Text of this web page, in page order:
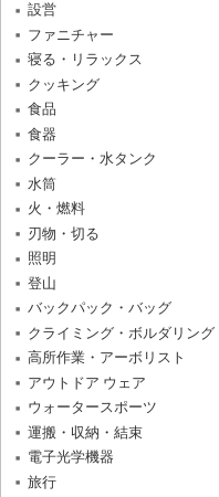
設営
ファニチャー
寝る・リラックス
クッキング
食品
食器
クーラー・水タンク
水筒
火・燃料
刃物・切る
照明
登山
バックパック・バッグ
クライミング・ボルダリング
高所作業・アーボリスト
アウトドア ウェア
ウォータースポーツ
運搬・収納・結束
電子光学機器
旅行